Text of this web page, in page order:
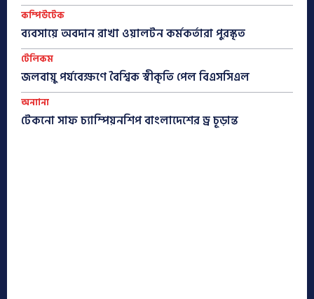
কম্পিউটেক
ব্যবসায়ে অবদান রাখা ওয়ালটন কর্মকর্তারা পুরস্কৃত
টেলিকম
জলবায়ু পর্যবেক্ষণে বৈশ্বিক স্বীকৃতি পেল বিএসসিএল
অন্যান্য
টেকনো সাফ চ্যাম্পিয়নশিপ বাংলাদেশের ড্র চূড়ান্ত